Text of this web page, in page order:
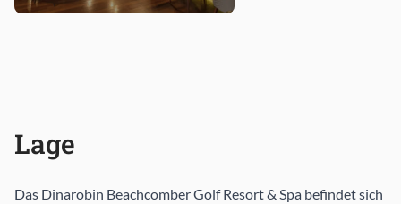
Lage
Das Dinarobin Beachcomber Golf Resort & Spa befindet sich